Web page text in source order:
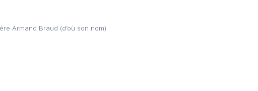
Armand Braud (d’où son nom)